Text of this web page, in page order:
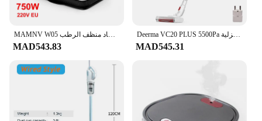
MAMNV W05 يده منظف السجاد 750 واط غسالة النسيج برو متعددة الوظائف المحمولة مزيل العث أريكة السجاد منظف الرطب
MAD543.83
Deerma VC20 PLUS 5500Pa يده مكنسة كهربائية لاسلكية السيارات العمودي عصا الشافطة مكانس كهربائية للسيارة المنزلية
MAD545.31